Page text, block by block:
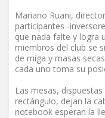
Mariano Ruani,
participantes -
que nada falte y logra
miembros del club se
de miga y masas
cada uno toma su
Las mesas,
rectángulo, dejan la
notebook esperan la